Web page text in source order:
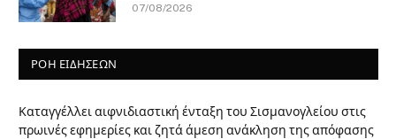
07/08/2026
ΡΟΗ ΕΙΔΗΣΕΩΝ
Καταγγέλλει αιφνιδιαστική ένταξη του Σισμανογλείου στις
πρωινές εφημερίες και ζητά άμεση ανάκληση της απόφασης